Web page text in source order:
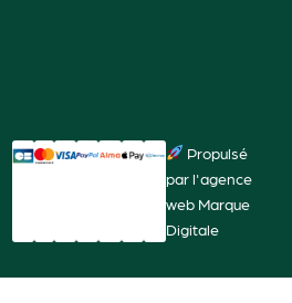
Propulsé
par l'agence
web Marque
Digitale